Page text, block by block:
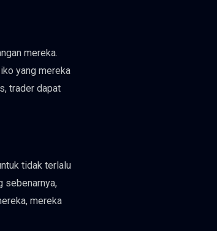
mereka.
yang mereka
trader dapat
tidak terlalu
sebenarnya,
mereka